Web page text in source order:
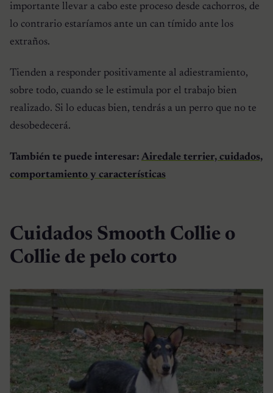
importante llevar a cabo este proceso desde cachorros, de
lo contrario estaríamos ante un can tímido ante los
extraños.
Tienden a responder positivamente al adiestramiento,
sobre todo, cuando se le estimula por el trabajo bien
realizado. Si lo educas bien, tendrás a un perro que no te
desobedecerá.
También te puede interesar: Airedale terrier, cuidados,
comportamiento y características
Cuidados Smooth Collie o
Collie de pelo corto